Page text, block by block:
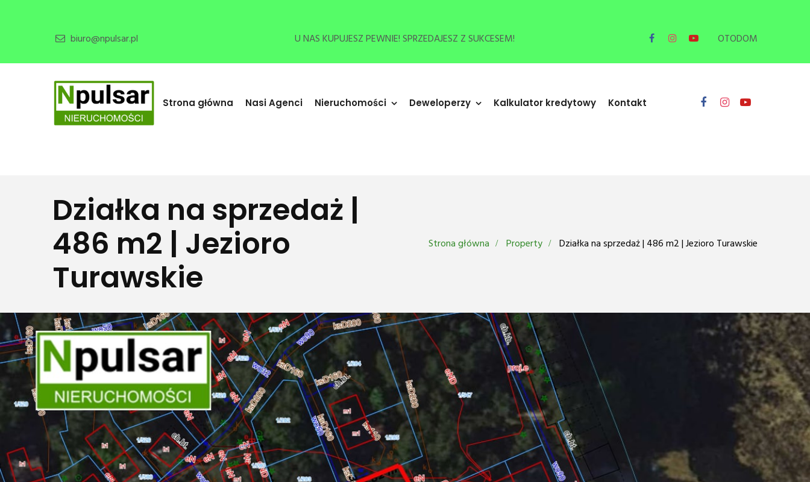
biuro@npulsar.pl U NAS KUPUJESZ PEWNIE! SPRZEDAJESZ Z SUKCESEM! OTODOM
Strona główna Nasi Agenci Nieruchomości Deweloperzy Kalkulator kredytowy Kontakt
Działka na sprzedaż |
486 m2 | Jezioro
Turawskie
Strona główna Property Działka na sprzedaż | 486 m2 | Jezioro Turawskie